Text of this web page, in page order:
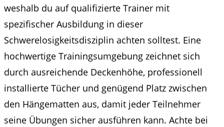
weshalb du auf qualifizierte Trainer mit
spezifischer Ausbildung in dieser
Schwerelosigkeitsdisziplin achten solltest. Eine
hochwertige Trainingsumgebung zeichnet sich
durch ausreichende Deckenhöhe, professionell
installierte Tücher und genügend Platz zwischen
den Hängematten aus, damit jeder Teilnehmer
seine Übungen sicher ausführen kann. Achte bei